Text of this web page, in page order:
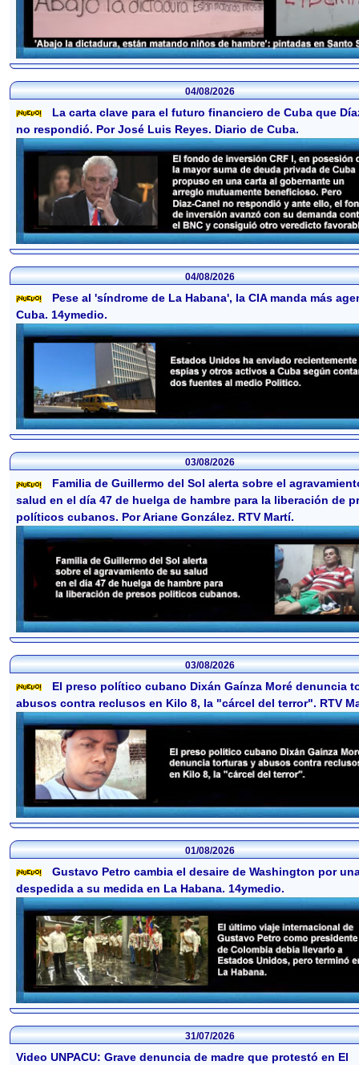
04/08/2026
La carta clave para el futuro financiero de Cuba que
no respondió. Por José Luis Reyes. Diario de Cuba.
04/08/2026
Pese al 'síndrome de La Habana', la CIA manda más
Cuba. 14ymedio.
03/08/2026
Familia de Guillermo del Sol alerta sobre el
salud en el día 47 de huelga de hambre para la liberación de
políticos cubanos. Por Ariane González. RTV Martí.
03/08/2026
El preso político cubano Dixán Gaínza Moré denuncia
abusos contra reclusos en Kilo 8, la "cárcel del terror". RTV
01/08/2026
Gustavo Petro cambia el desaire de Washington por
despedida a su medida en La Habana. 14ymedio.
31/07/2026
Video UNPACU: Grave denuncia de madre que protestó en El